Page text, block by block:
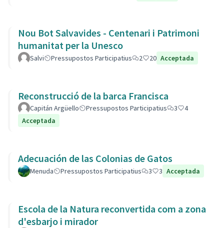
Nou Bot Salvavides - Centenari i Patrimoni
humanitat per la Unesco
Salvi Pressupostos Participatius 2 20 Acceptada
Reconstrucció de la barca Francisca
Capitán Argüello Pressupostos Participatius 3
4
Acceptada
Adecuación de las Colonias de Gatos
Menuda Pressupostos Participatius 3 3 Acceptada
Escola de la Natura reconvertida com a zona
d'esbarjo i mirador